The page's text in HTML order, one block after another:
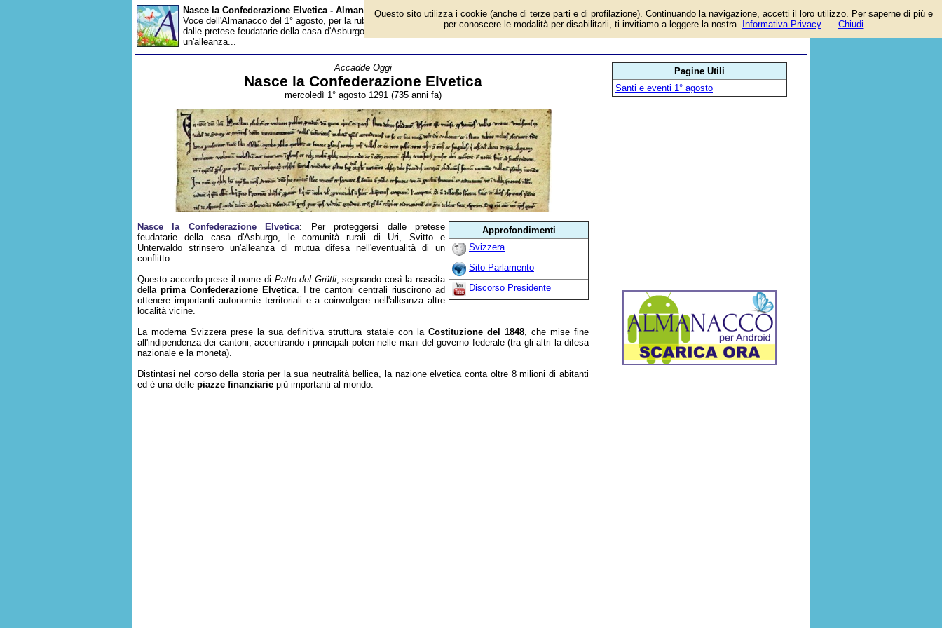
Nasce la Confederazione Elvetica - Almanacco
Voce dell'Almanacco del 1° agosto, per la rubrica 'Accadde Oggi'. Evento avvenuto 735 anni fa. Per proteggersi
dalle pretese feudatarie della casa d'Asburgo, le comunità rurali di Uri, Svitto e Unterwaldo strinsero
un'alleanza...
Accadde Oggi
Nasce la Confederazione Elvetica
mercoledì 1° agosto 1291 (735 anni fa)
Approfondimenti
Svizzera
Sito Parlamento
Discorso Presidente
Nasce la Confederazione Elvetica: Per proteggersi dalle pretese
feudatarie della casa d'Asburgo, le comunità rurali di Uri, Svitto e
Unterwaldo strinsero un'alleanza di mutua difesa nell'eventualità di un
conflitto.
Questo accordo prese il nome di Patto del Grütli, segnando così la nascita
della prima Confederazione Elvetica. I tre cantoni centrali riuscirono ad
ottenere importanti autonomie territoriali e a coinvolgere nell'alleanza altre
località vicine.
La moderna Svizzera prese la sua definitiva struttura statale con la Costituzione del 1848, che mise fine
all'indipendenza dei cantoni, accentrando i principali poteri nelle mani del governo federale (tra gli altri la difesa
nazionale e la moneta).
Distintasi nel corso della storia per la sua neutralità bellica, la nazione elvetica conta oltre 8 milioni di abitanti
ed è una delle piazze finanziarie più importanti al mondo.
Pagine Utili
Santi e eventi 1° agosto
Questo sito utilizza i cookie (anche di terze parti e di profilazione). Continuando la navigazione, accetti il loro utilizzo. Per saperne di più e
per conoscere le modalità per disabilitarli, ti invitiamo a leggere la nostra
Informativa Privacy Chiudi